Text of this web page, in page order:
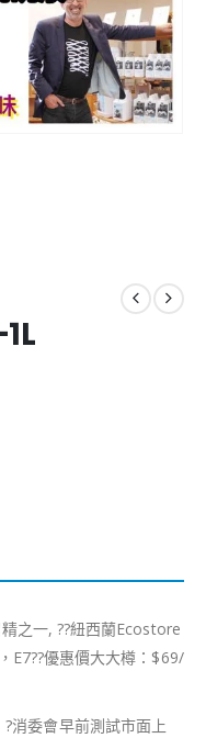
之一, ??紐西蘭Ecostore
E7??優惠價大大樽：$69/
?消委會早前測試市面上